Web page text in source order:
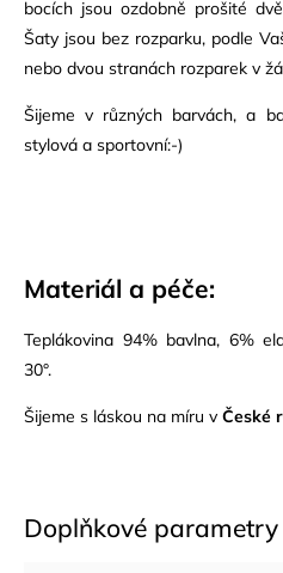
bocích jsou ozdobně prošité
Šaty jsou bez rozparku, podle
nebo dvou stranách rozparek v
Šijeme v různých barvách, a
stylová a sportovní:-)
Materiál a péče:
Teplákovina 94% bavlna, 6%
30°.
Šijeme s láskou na míru v České
Doplňkové parametry